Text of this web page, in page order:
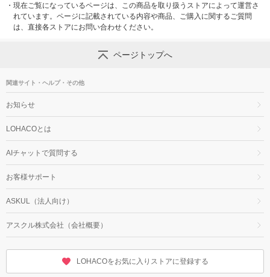
・ 現在ご覧になっているページは、この商品を取り扱うストアによって運営さ
れています。ページに記載されている内容や商品、ご購入に関するご質問
は、直接各ストアにお問い合わせください。
ページトップへ
関連サイト・ヘルプ・その他
お知らせ
LOHACOとは
AIチャットで質問する
お客様サポート
ASKUL（法人向け）
アスクル株式会社（会社概要）
LOHACOをお気に入りストアに登録する